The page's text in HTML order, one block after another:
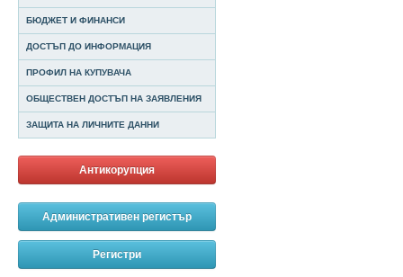
БЮДЖЕТ И ФИНАНСИ
ДОСТЪП ДО ИНФОРМАЦИЯ
ПРОФИЛ НА КУПУВАЧА
ОБЩЕСТВЕН ДОСТЪП НА ЗАЯВЛЕНИЯ
ЗАЩИТА НА ЛИЧНИТЕ ДАННИ
Антикорупция
Административен регистър
Регистри